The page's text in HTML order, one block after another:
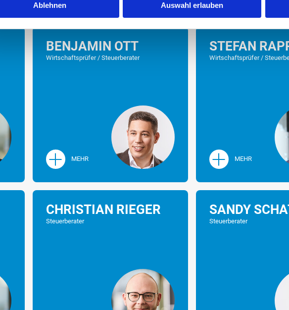
Ablehnen Auswahl erlauben
BENJAMIN OTT
Wirtschaftsprüfer / Steuerberater
MEHR
STEFAN
Wirtschaftsprüfer /
MEHR
CHRISTIAN RIEGER
Steuerberater
SANDY
Steuerberater